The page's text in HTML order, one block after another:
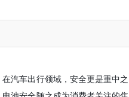
汽车出行领域，安全更是重中之